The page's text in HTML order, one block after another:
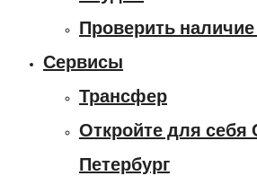
Проверить
Сервисы
Трансфер
Откройте для себя
Петербург